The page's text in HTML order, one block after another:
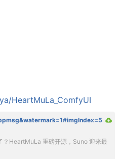
HeartMuLa_ComfyUI
HeartMuLa 重磅开源，Suno 迎来最